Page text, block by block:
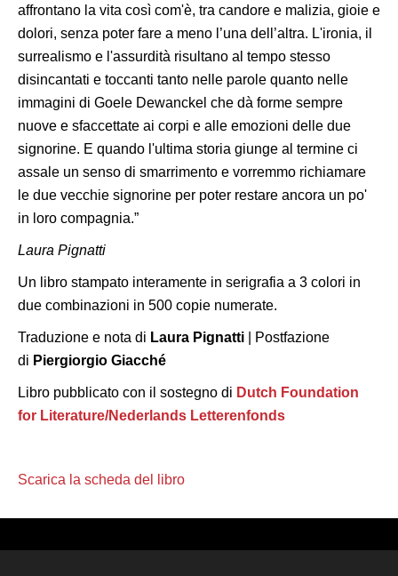
affrontano la vita così com'è, tra candore e malizia, gioie e
dolori, senza poter fare a meno l’una dell’altra. L'ironia, il
surrealismo e l'assurdità risultano al tempo stesso
disincantati e toccanti tanto nelle parole quanto nelle
immagini di Goele Dewanckel che dà forme sempre
nuove e sfaccettate ai corpi e alle emozioni delle due
signorine. E quando l'ultima storia giunge al termine ci
assale un senso di smarrimento e vorremmo richiamare
le due vecchie signorine per poter restare ancora un po'
in loro compagnia.”
Laura Pignatti
Un libro stampato interamente in serigrafia a 3 colori in
due combinazioni in 500 copie numerate.
Traduzione e nota di Laura Pignatti | Postfazione
di Piergiorgio Giacché
Libro pubblicato con il sostegno di Dutch Foundation
for Literature/Nederlands Letterenfonds
Scarica la scheda del libro